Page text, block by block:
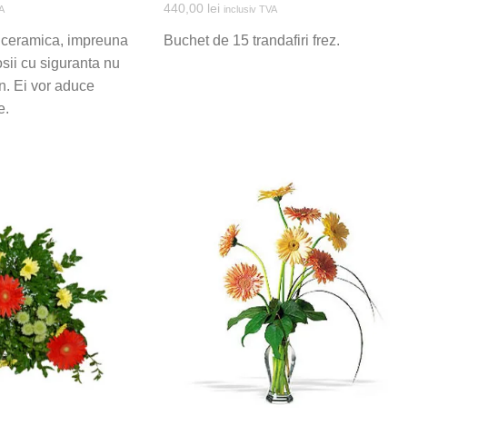
impreuna
cu siguranta nu
Ei vor aduce
440,00 lei inclusiv TVA
Buchet de 15 trandafiri frez.